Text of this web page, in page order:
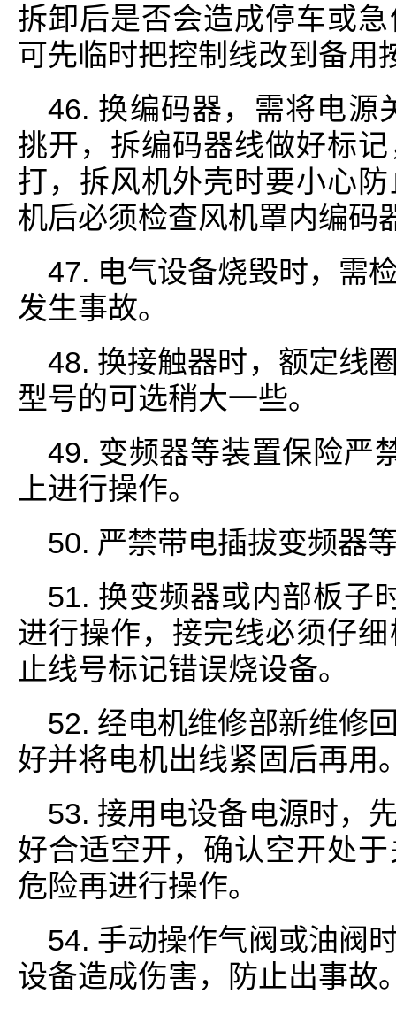
拆卸后是否会造成停车或
可先临时把控制线改到备用
46. 换编码器，需将电源
挑开，拆编码器线做好标
打，拆风机外壳时要小心
机后必须检查风机罩内编码
47. 电气设备烧毁时，需
发生事故。
48. 换接触器时，额定线
型号的可选稍大一些。
49. 变频器等装置保险严
上进行操作。
50. 严禁带电插拔变频器
51. 换变频器或内部板子
进行操作，接完线必须仔
止线号标记错误烧设备。
52. 经电机维修部新维修
好并将电机出线紧固后再用
53. 接用电设备电源时，
好合适空开，确认空开处
危险再进行操作。
54. 手动操作气阀或油阀
设备造成伤害，防止出事故